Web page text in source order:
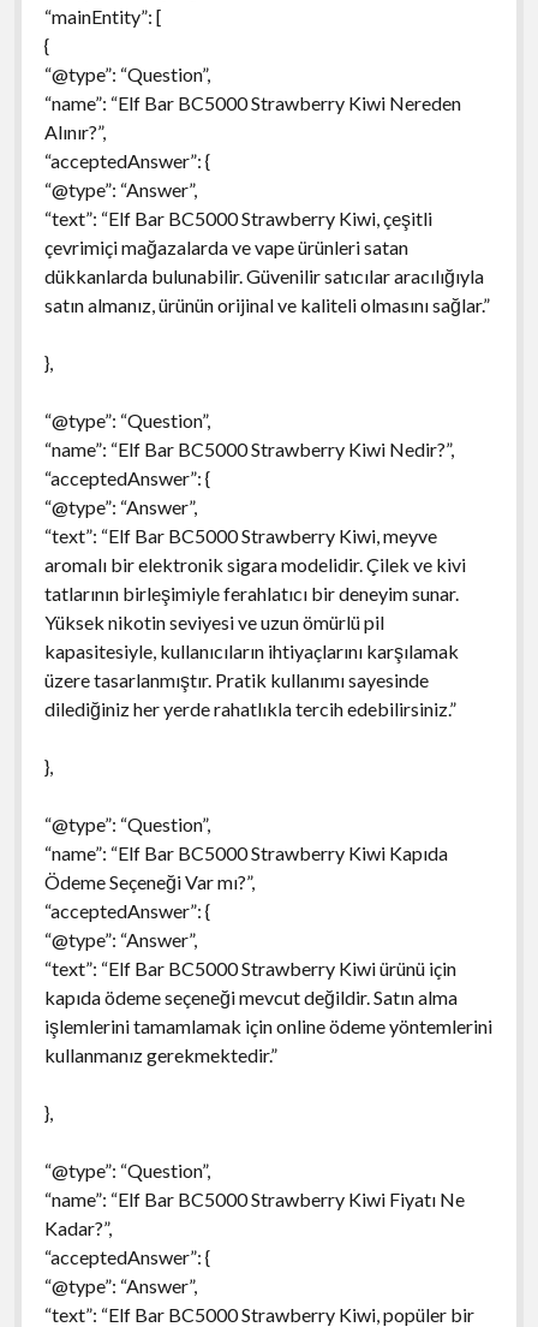
“mainEntity”: [
{
“@type”: “Question”,
“name”: “Elf Bar BC5000 Strawberry Kiwi Nereden
Alınır?”,
“acceptedAnswer”: {
“@type”: “Answer”,
“text”: “Elf Bar BC5000 Strawberry Kiwi, çeşitli
çevrimiçi mağazalarda ve vape ürünleri satan
dükkanlarda bulunabilir. Güvenilir satıcılar aracılığıyla
satın almanız, ürünün orijinal ve kaliteli olmasını sağlar.”
},
“@type”: “Question”,
“name”: “Elf Bar BC5000 Strawberry Kiwi Nedir?”,
“acceptedAnswer”: {
“@type”: “Answer”,
“text”: “Elf Bar BC5000 Strawberry Kiwi, meyve
aromalı bir elektronik sigara modelidir. Çilek ve kivi
tatlarının birleşimiyle ferahlatıcı bir deneyim sunar.
Yüksek nikotin seviyesi ve uzun ömürlü pil
kapasitesiyle, kullanıcıların ihtiyaçlarını karşılamak
üzere tasarlanmıştır. Pratik kullanımı sayesinde
dilediğiniz her yerde rahatlıkla tercih edebilirsiniz.”
},
“@type”: “Question”,
“name”: “Elf Bar BC5000 Strawberry Kiwi Kapıda
Ödeme Seçeneği Var mı?”,
“acceptedAnswer”: {
“@type”: “Answer”,
“text”: “Elf Bar BC5000 Strawberry Kiwi ürünü için
kapıda ödeme seçeneği mevcut değildir. Satın alma
işlemlerini tamamlamak için online ödeme yöntemlerini
kullanmanız gerekmektedir.”
},
“@type”: “Question”,
“name”: “Elf Bar BC5000 Strawberry Kiwi Fiyatı Ne
Kadar?”,
“acceptedAnswer”: {
“@type”: “Answer”,
“text”: “Elf Bar BC5000 Strawberry Kiwi, popüler bir